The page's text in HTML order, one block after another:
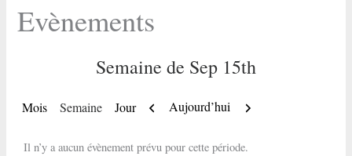
Evènements
Semaine de Sep 15th
Mois Semaine Jour Précédent
Aujourd’hui Suivant
Il n’y a aucun évènement prévu pour cette période.